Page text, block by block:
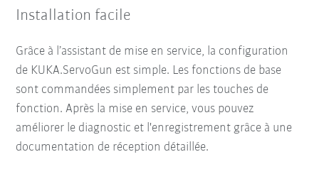
Installation facile
Grâce à l’assistant de mise en service, la configuration
de KUKA.ServoGun est simple. Les fonctions de base
sont commandées simplement par les touches de
fonction. Après la mise en service, vous pouvez
améliorer le diagnostic et l'enregistrement grâce à une
documentation de réception détaillée.